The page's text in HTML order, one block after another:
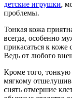
детские игрушки,
проблемы.
Тонкая кожа
всегда, особенно
прикасаться к
Ведь от любого
Кроме того,
мягкому
снять отмершие